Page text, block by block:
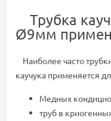
Трубка
Ø9мм
Наиболее часто
каучука применяется
Медных
труб в